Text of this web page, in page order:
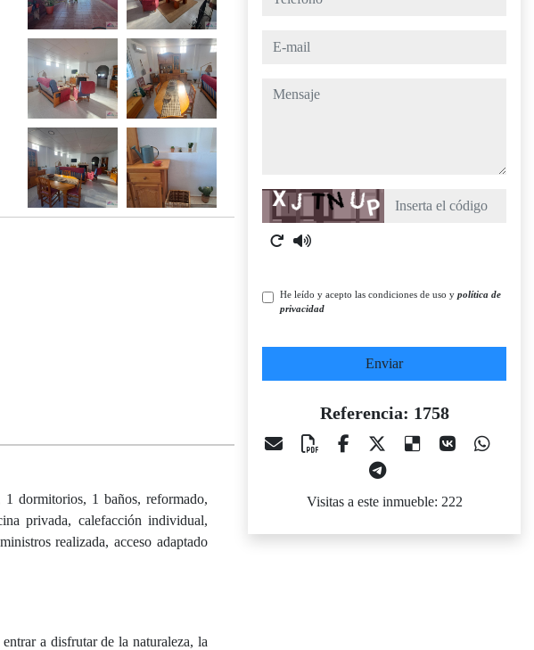
dormitorios, 1 baños, reformado,
privada, calefacción individual,
realizada, acceso adaptado
a disfrutar de la naturaleza, la
e-mail
mensaje
Captcha
He leído y acepto las condiciones de uso y política de
privacidad
Enviar
Referencia: 1758
Visitas a este inmueble: 222